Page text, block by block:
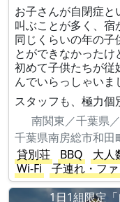
お子さんが自閉症
叫ぶことが多く、宿
同じくらいの年の子
とができなかったけ
初めて子供たちが従
んでいらっしゃいま
スタッフも、極力
南関東／千葉県
千葉県南房総市和田
貸別荘
BBQ 大人
Wi-Fi
子連れ・フ
1日1組限定